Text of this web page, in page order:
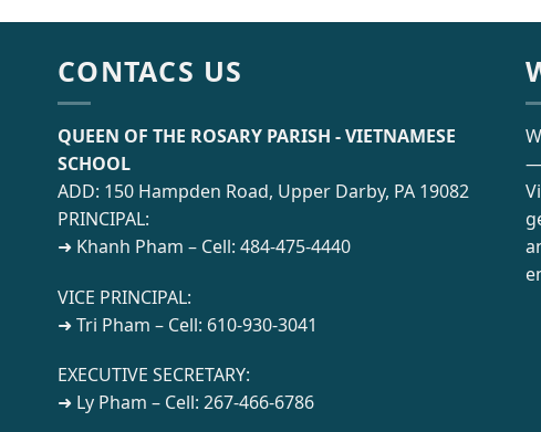
CONTACS US
QUEEN OF THE ROSARY PARISH - VIETNAMESE
SCHOOL
ADD: 150 Hampden Road, Upper Darby, PA 19082
PRINCIPAL:
➜ Khanh Pham – Cell: 484-475-4440
VICE PRINCIPAL:
➜ Tri Pham – Cell: 610-930-3041
EXECUTIVE SECRETARY:
➜ Ly Pham – Cell: 267-466-6786